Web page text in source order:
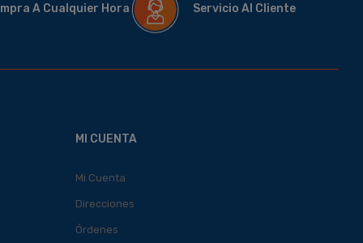
A Cualquier Hora Servicio Al Cliente
MI CUENTA
Mi Cuenta
Direcciones
Órdenes